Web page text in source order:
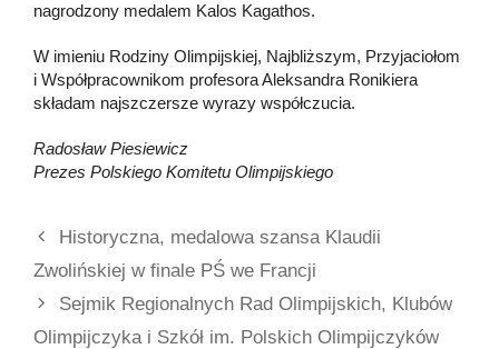
nagrodzony medalem Kalos Kagathos.
W imieniu Rodziny Olimpijskiej, Najbliższym, Przyjaciołom
i Współpracownikom profesora Aleksandra Ronikiera
składam najszczersze wyrazy współczucia.
Radosław Piesiewicz
Prezes Polskiego Komitetu Olimpijskiego
Historyczna, medalowa szansa Klaudii
Zwolińskiej w finale PŚ we Francji
Sejmik Regionalnych Rad Olimpijskich, Klubów
Olimpijczyka i Szkół im. Polskich Olimpijczyków